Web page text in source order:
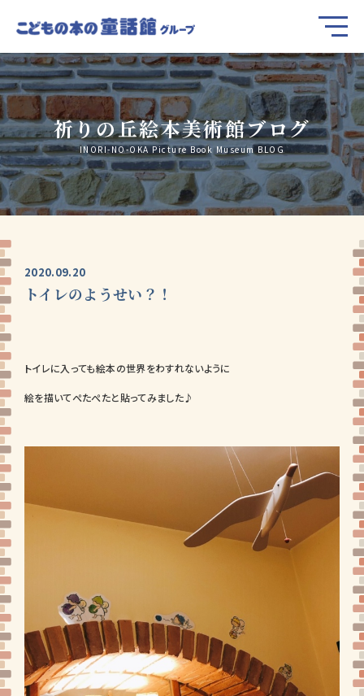
祈りの丘絵本美術館ブログ
INORI-NO-OKA Picture Book Museum BLOG
2020.09.20
トイレのようせい？！
トイレに入っても絵本の世界をわすれないように
絵を描いてぺたぺたと貼ってみました♪